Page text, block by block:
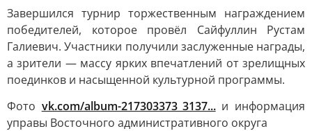
Завершился турнир торжественным награждением
победителей, которое провёл Сайфуллин Рустам
Галиевич. Участники получили заслуженные награды,
а зрители — массу ярких впечатлений от зрелищных
поединков и насыщенной культурной программы.
Фото vk.com/album-217303373_3137...и информация
управы Восточного административного округа